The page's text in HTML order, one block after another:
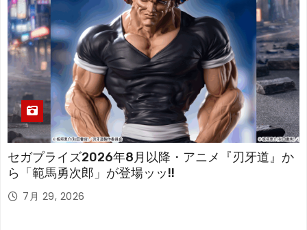
セガプライズ2026年8月以降・アニメ『刃牙道』か
ら「範馬勇次郎」が登場ッッ!!
7月 29, 2026